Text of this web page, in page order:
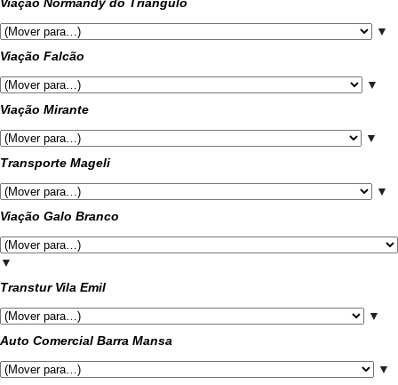
Viação Normandy do Triângulo
▼
Viação Falcão
▼
Viação Mirante
▼
Transporte Mageli
▼
Viação Galo Branco
▼
Transtur Vila Emil
▼
Auto Comercial Barra Mansa
▼